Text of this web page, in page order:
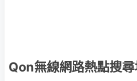
Qon無線網路熱點搜尋